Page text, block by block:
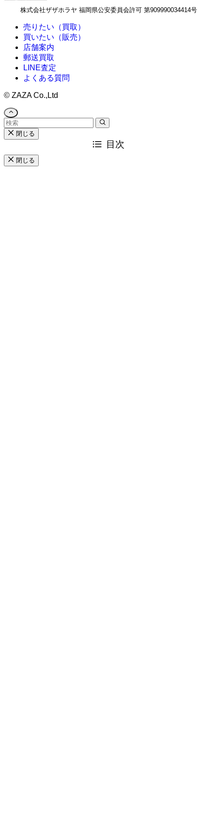
株式会社ザザホラヤ 福岡県公安委員会許可 第909990034414号
売りたい（買取）
買いたい（販売）
店舗案内
郵送買取
LINE査定
よくある質問
© ZAZA Co.,Ltd
閉じる
目次
閉じる